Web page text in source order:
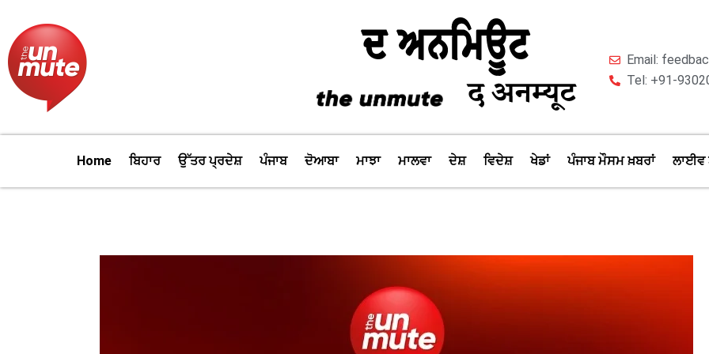
content
Email:
Tel: +91-
Home ਬਿਹਾਰ ਉੱਤਰ ਪ੍ਰਦੇਸ਼ ਪੰਜਾਬ ਦੋਆਬਾ ਮਾਝਾ ਮਾਲਵਾ ਦੇਸ਼ ਵਿਦੇਸ਼ ਖੇਡਾਂ ਪੰਜਾਬ ਮੌਸਮ ਖ਼ਬਰਾਂ ਲਾਈਵ